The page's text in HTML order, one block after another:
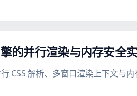
的并行渲染与内存安全
CSS 解析、多窗口渲染上下文与